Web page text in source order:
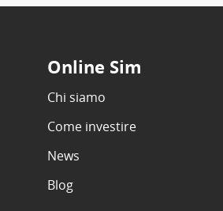
Online Sim
Chi siamo
Come investire
News
Blog